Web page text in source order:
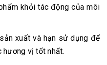
khỏi tác động của môi
xuất và hạn sử dụng để
vị tốt nhất.